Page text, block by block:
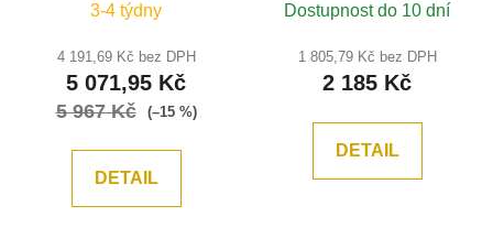
stmívatelné - NOVA
3-4 týdny
4 191,69 Kč bez DPH
5 071,95 Kč
5 967 Kč (–15 %)
DETAIL
Dostupnost do 10 dní
1 805,79 Kč bez DPH
2 185 Kč
DETAIL